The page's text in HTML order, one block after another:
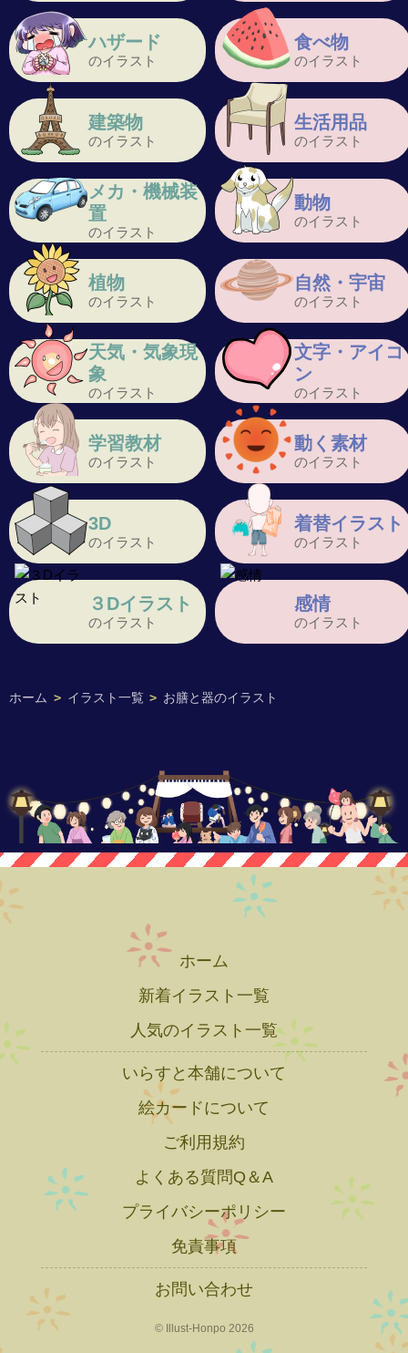
ホーム > イラスト一覧 > お膳と器のイラスト
ハザード
のイラスト
食べ物
のイラスト
建築物
のイラスト
生活用品
のイラスト
メカ・機械装
置
のイラスト
動物
のイラスト
植物
のイラスト
自然・宇宙
のイラスト
天気・気象現
象
のイラスト
文字・アイコ
ン
のイラスト
学習教材
のイラスト
動く素材
のイラスト
3D
のイラスト
着替イラスト
のイラスト
３Dイラスト
のイラスト
感情
のイラスト
ホーム
新着イラスト一覧
人気のイラスト一覧
いらすと本舗について
絵カードについて
ご利用規約
よくある質問Q＆A
プライバシーポリシー
免責事項
お問い合わせ
© Illust-Honpo 2026